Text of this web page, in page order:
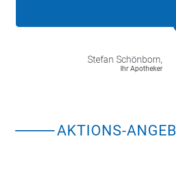
Stefan Schönborn,
Ihr Apotheker
AKTIONS-